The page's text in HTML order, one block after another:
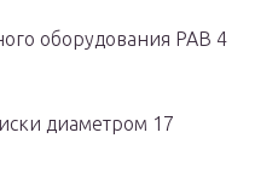
оборудования РАВ 4
диаметром 17